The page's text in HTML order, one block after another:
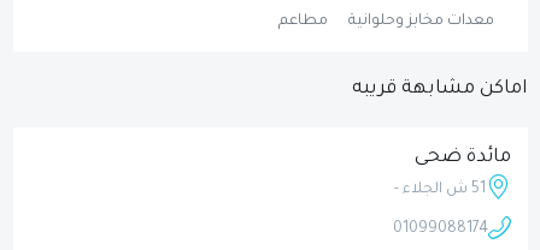
معدات مخابز وحلوانية مطاعم
اماكن مشابهة قريبه
مائدة ضحى
51 ش الجلاء -
01099088174